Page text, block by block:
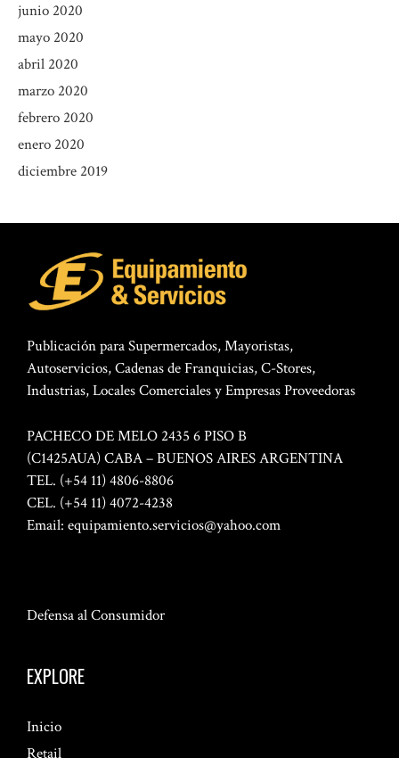
junio 2020
mayo 2020
abril 2020
marzo 2020
febrero 2020
enero 2020
diciembre 2019
Publicación para Supermercados, Mayoristas,
Autoservicios, Cadenas de Franquicias, C-Stores,
Industrias, Locales Comerciales y Empresas Proveedoras
PACHECO DE MELO 2435 6 PISO B
(C1425AUA) CABA – BUENOS AIRES ARGENTINA
TEL. (+54 11) 4806-8806
CEL. (+54 11) 4072-4238
Email: equipamiento.servicios@yahoo.com
Defensa al Consumidor
EXPLORE
Inicio
Retail